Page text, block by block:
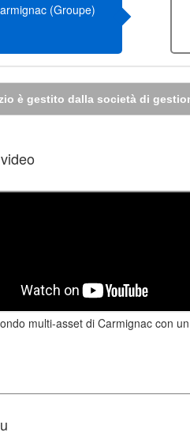
(Groupe)
è gestito dalla società di
multi-asset di Carmignac con